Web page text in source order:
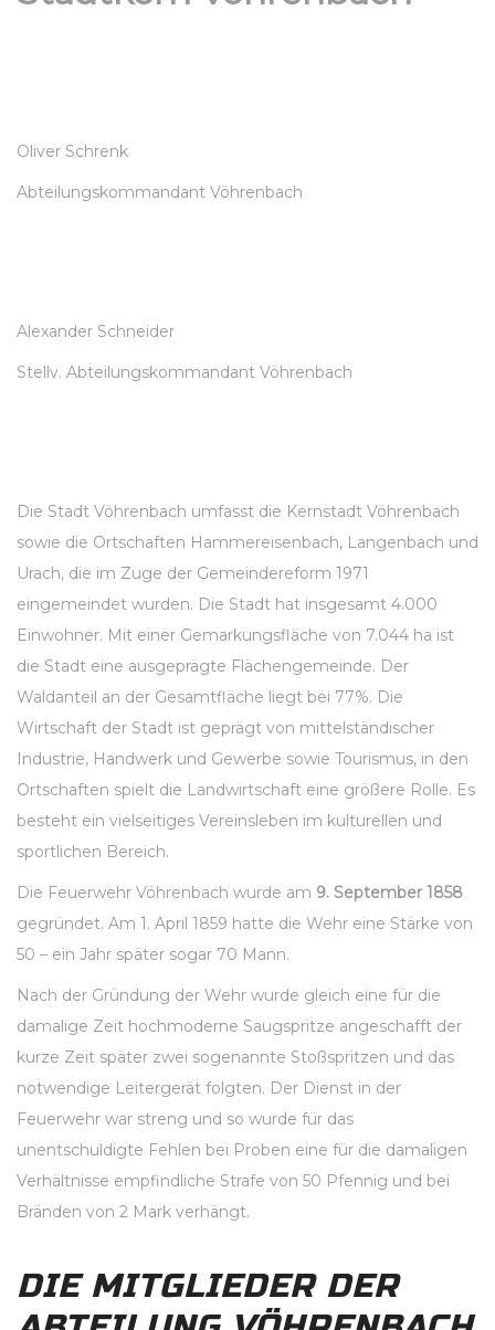
Oliver Schrenk
Abteilungskommandant Vöhrenbach
Alexander Schneider
Stellv. Abteilungskommandant Vöhrenbach
Die Stadt Vöhrenbach umfasst die Kernstadt Vöhrenbach
sowie die Ortschaften Hammereisenbach, Langenbach und
Urach, die im Zuge der Gemeindereform 1971
eingemeindet wurden. Die Stadt hat insgesamt 4.000
Einwohner. Mit einer Gemarkungsfläche von 7.044 ha ist
die Stadt eine ausgeprägte Flächengemeinde. Der
Waldanteil an der Gesamtfläche liegt bei 77%. Die
Wirtschaft der Stadt ist geprägt von mittelständischer
Industrie, Handwerk und Gewerbe sowie Tourismus, in den
Ortschaften spielt die Landwirtschaft eine größere Rolle. Es
besteht ein vielseitiges Vereinsleben im kulturellen und
sportlichen Bereich.
Die Feuerwehr Vöhrenbach wurde am 9. September 1858
gegründet. Am 1. April 1859 hatte die Wehr eine Stärke von
50 – ein Jahr später sogar 70 Mann.
Nach der Gründung der Wehr wurde gleich eine für die
damalige Zeit hochmoderne Saugspritze angeschafft der
kurze Zeit später zwei sogenannte Stoßspritzen und das
notwendige Leitergerät folgten. Der Dienst in der
Feuerwehr war streng und so wurde für das
unentschuldigte Fehlen bei Proben eine für die damaligen
Verhältnisse empfindliche Strafe von 50 Pfennig und bei
Bränden von 2 Mark verhängt.
DIE MITGLIEDER DER